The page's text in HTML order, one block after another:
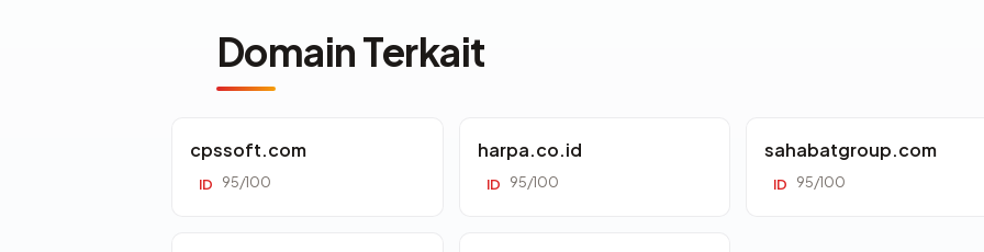
Domain Terkait
cpssoft.com
ID 95/100
harpa.co.id
ID 95/100
sahabatgroup.com
ID 95/100